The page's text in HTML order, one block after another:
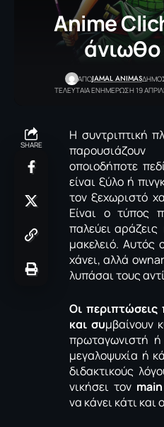
Anime
άνιωθο
ΑΠΟJAMAL ANIMAS
ΤΕΛΕΥΤΑΙΑ ΕΝΗΜΕΡΩΣΗ 19
SHARE
Η συντριπτική
οποιοδήποτε
είναι ξύλο ή
τον ξεχωριστό
Είναι ο τύπος
παλεύει αράζεις
μακελειό. Αυτός
χάνει, αλλά
λυπάσαι τους
Οι περιπτώσεις
και συμβαίνουν
πρωταγωνιστή ή
μεγαλοψυχία ή
διδακτικούς
νικήσει τον
να κάνει κάτι